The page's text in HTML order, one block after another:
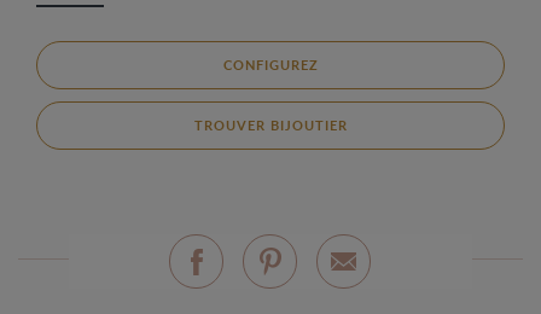
CONFIGUREZ
TROUVER BIJOUTIER